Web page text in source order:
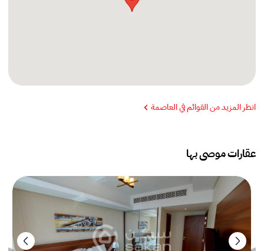
انظر المزيد من القوائم في العاصمة
عقارات موصى بها